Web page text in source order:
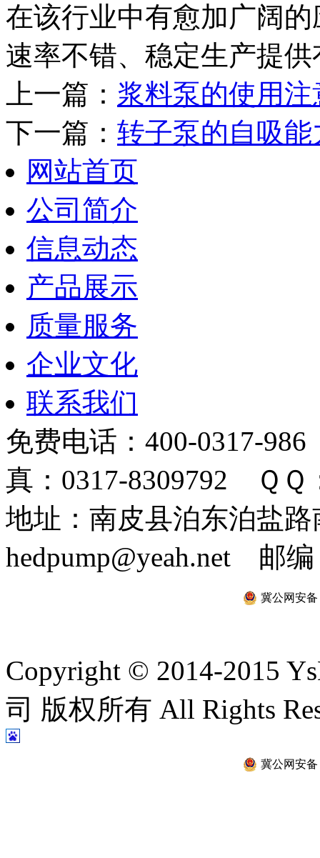
在该行业中有愈加广阔
速率不错、稳定生产提
上一篇： 浆料泵的使用
下一篇： 转子泵的自吸
网站首页
公司简介
信息动态
产品展示
质量服务
企业文化
联系我们
免费电话：400-0317-
真：0317-8309792 ＱＱ
地址：南皮县泊东泊盐
hedpump@yeah.net 邮编
冀公网安备
Copyright © 2014-2015
司 版权所有 All Rights
冀公网安备